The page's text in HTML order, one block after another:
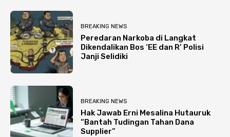
BREAKING NEWS
Peredaran Narkoba di Langkat
Dikendalikan Bos ‘EE dan R’ Polisi
Janji Selidiki
BREAKING NEWS
Hak Jawab Erni Mesalina Hutauruk
“Bantah Tudingan Tahan Dana
Supplier”